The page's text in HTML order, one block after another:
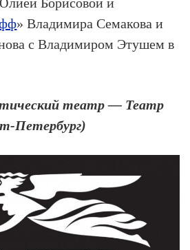
» Владимира Семакова и
с Владимиром Этушем в
театр — Театр
Петербург)